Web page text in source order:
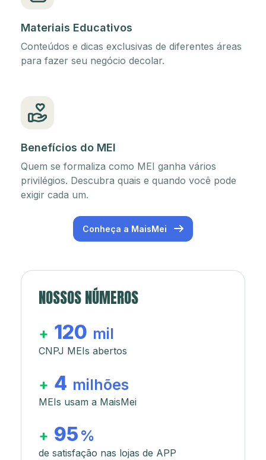
Materiais Educativos
Conteúdos e dicas exclusivas de diferentes áreas
para fazer seu negócio decolar.
Benefícios do MEI
Quem se formaliza como MEI ganha vários
privilégios. Descubra quais e quando você pode
exigir cada um.
Conheça a MaisMei
NOSSOS NÚMEROS
+ 120 mil
CNPJ MEIs abertos
+ 4 milhões
MEIs usam a MaisMei
+ 95 %
de satisfação nas lojas de APP